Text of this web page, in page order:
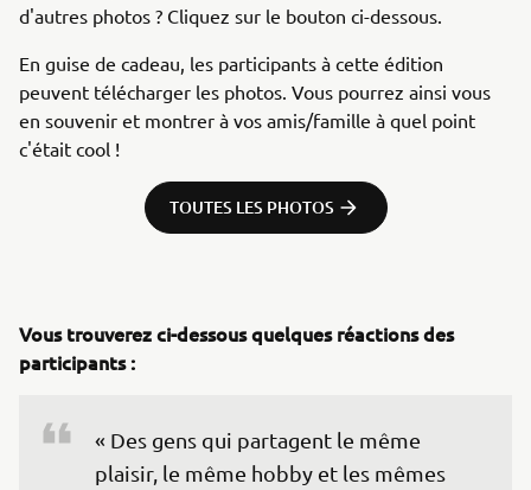
d'autres photos ? Cliquez sur le bouton ci-dessous.
En guise de cadeau, les participants à cette édition
peuvent télécharger les photos. Vous pourrez ainsi vous
en souvenir et montrer à vos amis/famille à quel point
c'était cool !
TOUTES LES PHOTOS
Vous trouverez ci-dessous quelques réactions des
participants :
« Des gens qui partagent le même
plaisir, le même hobby et les mêmes